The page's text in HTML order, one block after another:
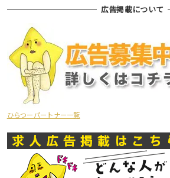
広告掲載について
ひらつーパートナー一覧